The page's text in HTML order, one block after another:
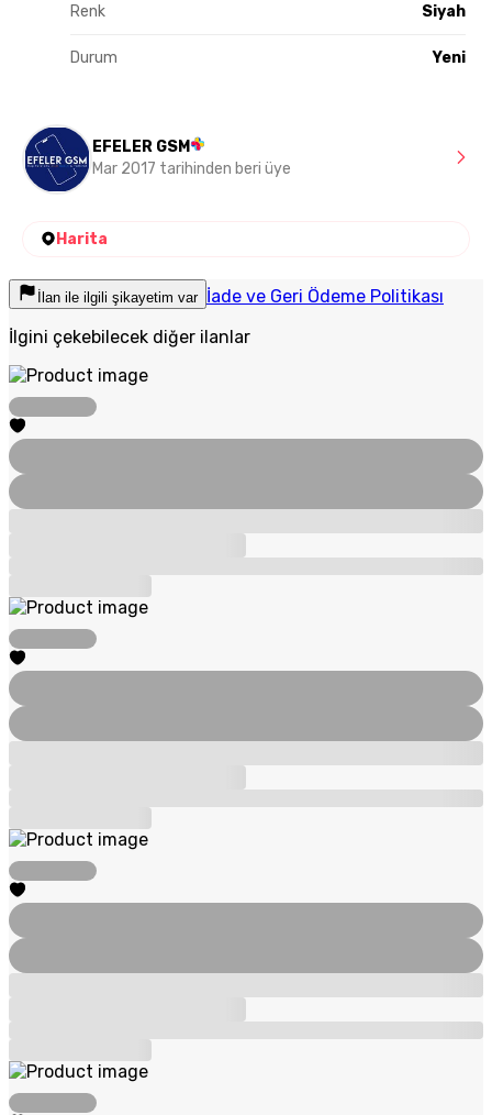
Renk Siyah
Durum Yeni
EFELER GSM
Mar 2017 tarihinden beri üye
Harita
İlan ile ilgili şikayetim var İade ve Geri Ödeme Politikası
İlgini çekebilecek diğer ilanlar